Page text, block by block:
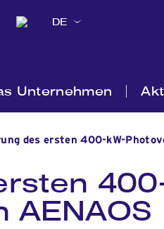
DE
Unternehmen
des ersten 400-kW-